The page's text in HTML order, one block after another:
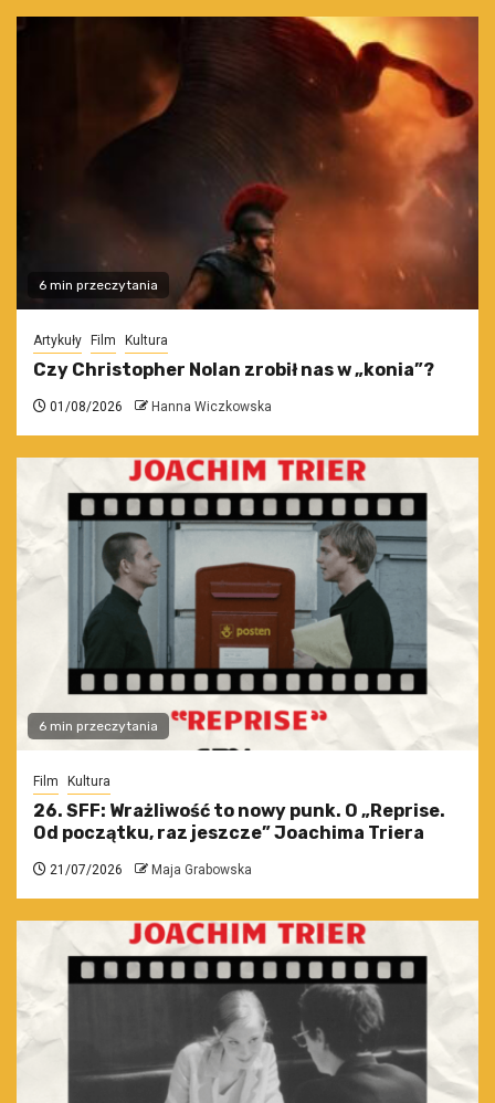
6 min przeczytania
Artykuły Film Kultura
Czy Christopher Nolan zrobił nas w „konia”?
01/08/2026 Hanna Wiczkowska
6 min przeczytania
Film Kultura
26. SFF: Wrażliwość to nowy punk. O „Reprise.
Od początku, raz jeszcze” Joachima Triera
21/07/2026 Maja Grabowska